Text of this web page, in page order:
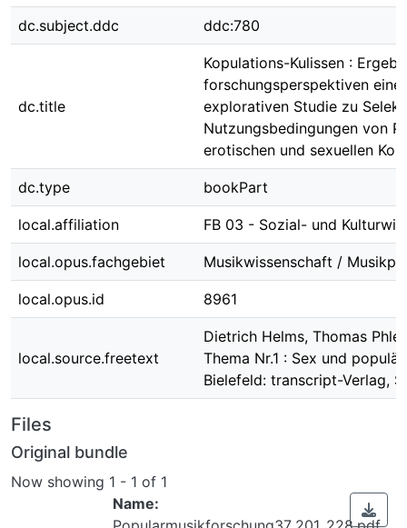
dc.subject.ddc ddc:780
dc.title
Kopulations-Kulissen :
forschungsperspektiven einer
explorativen Studie zu
Nutzungsbedingungen von
erotischen und sexuellen
dc.type bookPart
local.affiliation FB 03 - Sozial- und
local.opus.fachgebiet Musikwissenschaft /
local.opus.id 8961
local.source.freetext
Dietrich Helms, Thomas
Thema Nr.1 : Sex und
Bielefeld: transcript-Verlag,
Files
Original bundle
Now showing 1 - 1 of 1
Name: